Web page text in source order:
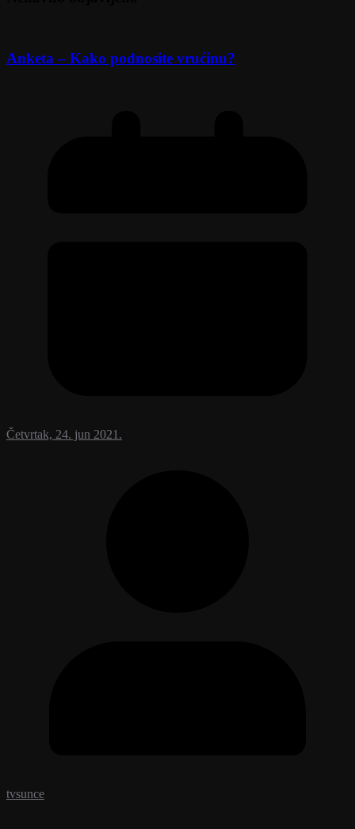
Anketa – Kako podnosite vrućinu?
Četvrtak, 24. jun 2021.
tvsunce